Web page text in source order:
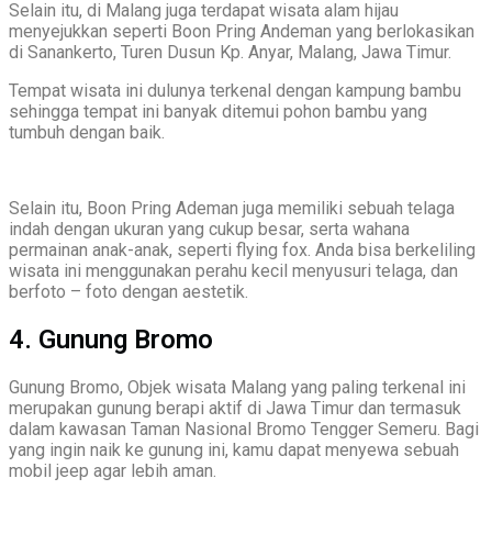
Selain itu, di Malang juga terdapat wisata alam hijau
menyejukkan seperti Boon Pring Andeman yang berlokasikan
di Sanankerto, Turen Dusun Kp. Anyar, Malang, Jawa Timur.
Tempat wisata ini dulunya terkenal dengan kampung bambu
sehingga tempat ini banyak ditemui pohon bambu yang
tumbuh dengan baik.
Selain itu, Boon Pring Ademan juga memiliki sebuah telaga
indah dengan ukuran yang cukup besar, serta wahana
permainan anak-anak, seperti flying fox. Anda bisa berkeliling
wisata ini menggunakan perahu kecil menyusuri telaga, dan
berfoto – foto dengan aestetik.
4. Gunung Bromo
Gunung Bromo, Objek wisata Malang yang paling terkenal ini
merupakan gunung berapi aktif di Jawa Timur dan termasuk
dalam kawasan Taman Nasional Bromo Tengger Semeru. Bagi
yang ingin naik ke gunung ini, kamu dapat menyewa sebuah
mobil jeep agar lebih aman.